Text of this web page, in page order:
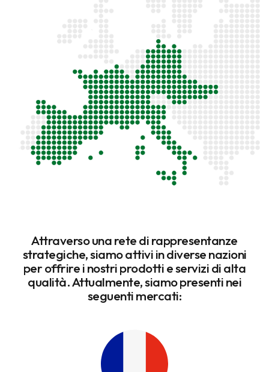
Attraverso una rete di rappresentanze
strategiche, siamo attivi in diverse nazioni
per offrire i nostri prodotti e servizi di alta
qualità. Attualmente, siamo presenti nei
seguenti mercati: